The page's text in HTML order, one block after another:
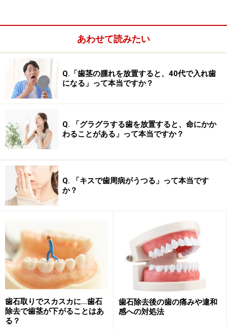
に進行するため、毎日必ず取り除きましょう。
・以前腫れたことがある場所
歯周病は腫れを繰り返すことが多いため、一度腫れてし
ばらくしてから治った経験がある場所は、要注意ポイン
トです。
実際に歯周病は、歯と歯の間から起こるのが多く見られ
ます。前歯は歯の厚さが薄いので表と裏側から歯ブラシ
を当てれば、歯の間の汚れも取れやすいですが、奥歯は
あわせて読みたい
Q.「歯茎の腫れを放置すると、40代で入れ歯
になる」って本当ですか？
Q. 「グラグラする歯を放置すると、命にかか
わることがある」って本当ですか？
Q. 「キスで歯周病がうつる」って本当です
か？
歯石取りでスカスカに…歯石
除去で歯茎が下がることはあ
る？
歯石除去後の歯の痛みや違和
感への対処法